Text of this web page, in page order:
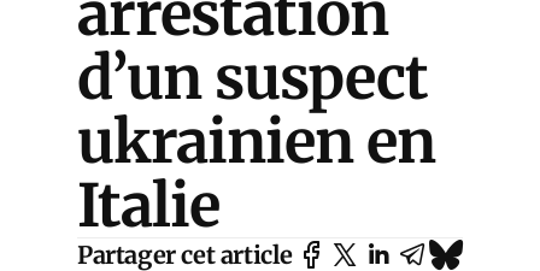
d’un suspect
ukrainien en
Italie
Partager cet article